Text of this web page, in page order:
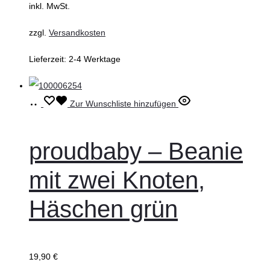
der
werden
inkl. MwSt.
zzgl. Versandkosten
Lieferzeit: 2-4 Werktage
Ausführung
Dieses
mehrere
Varianten
auf.
Die
Zur Wunschliste hinzufügen
proudbaby – Beanie
mit zwei Knoten,
Häschen grün
19,90 €